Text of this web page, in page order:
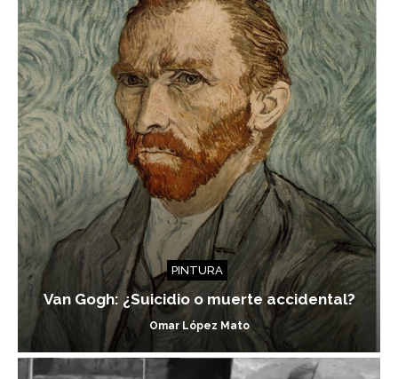
PINTURA
Van Gogh: ¿Suicidio o muerte accidental?
Omar López Mato